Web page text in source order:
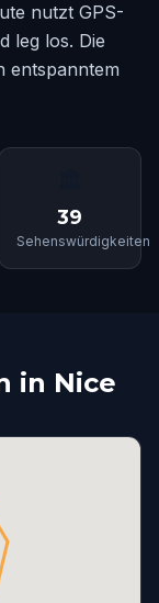
nutzt GPS-
leg los. Die
entspanntem
39
Sehenswürdigkeiten
in Nice